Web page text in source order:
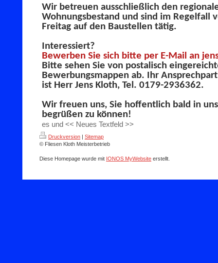
Wir betreuen ausschließlich den
Wohnungsbestand und sind im Regelfall
Freitag auf den Baustellen tätig.
Interessiert?
Bewerben Sie sich bitte per E-Mail an
Bitte sehen Sie von postalisch
Bewerbungsmappen ab. Ihr
ist Herr Jens Kloth, Tel. 0179-2936362.
Wir freuen uns, Sie hoffentlich bald in
begrüßen zu können!
es und << Neues Textfeld >>
Druckversion | Sitemap
© Fliesen Kloth Meisterbetrieb
Diese Homepage wurde mit IONOS MyWebsite erstellt.